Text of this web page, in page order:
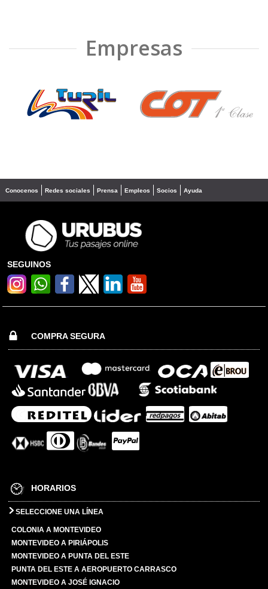
Empresas
❮ ❯
Conocenos Redes sociales Prensa Empleos Socios Ayuda
SEGUINOS
COMPRA SEGURA
HORARIOS
SELECCIONE UNA LÍNEA
COLONIA A MONTEVIDEO
MONTEVIDEO A PIRIÁPOLIS
MONTEVIDEO A PUNTA DEL ESTE
PUNTA DEL ESTE A AEROPUERTO CARRASCO
MONTEVIDEO A JOSÉ IGNACIO